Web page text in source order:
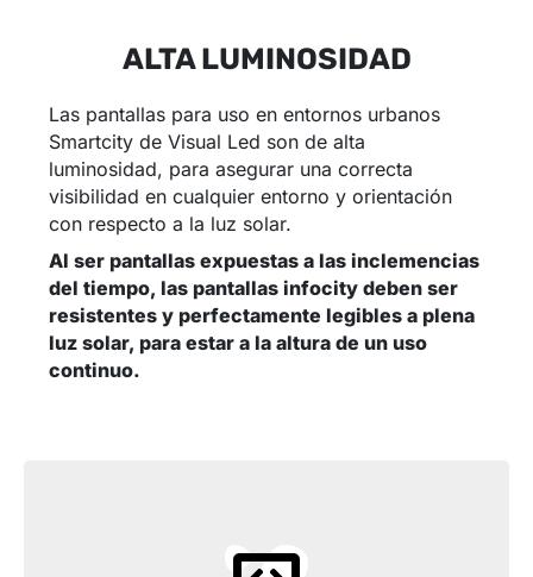
ALTA LUMINOSIDAD
Las pantallas para uso en entornos urbanos
Smartcity de Visual Led son de alta
luminosidad, para asegurar una correcta
visibilidad en cualquier entorno y orientación
con respecto a la luz solar.
Al ser pantallas expuestas a las inclemencias
del tiempo, las pantallas infocity deben ser
resistentes y perfectamente legibles a plena
luz solar, para estar a la altura de un uso
continuo.